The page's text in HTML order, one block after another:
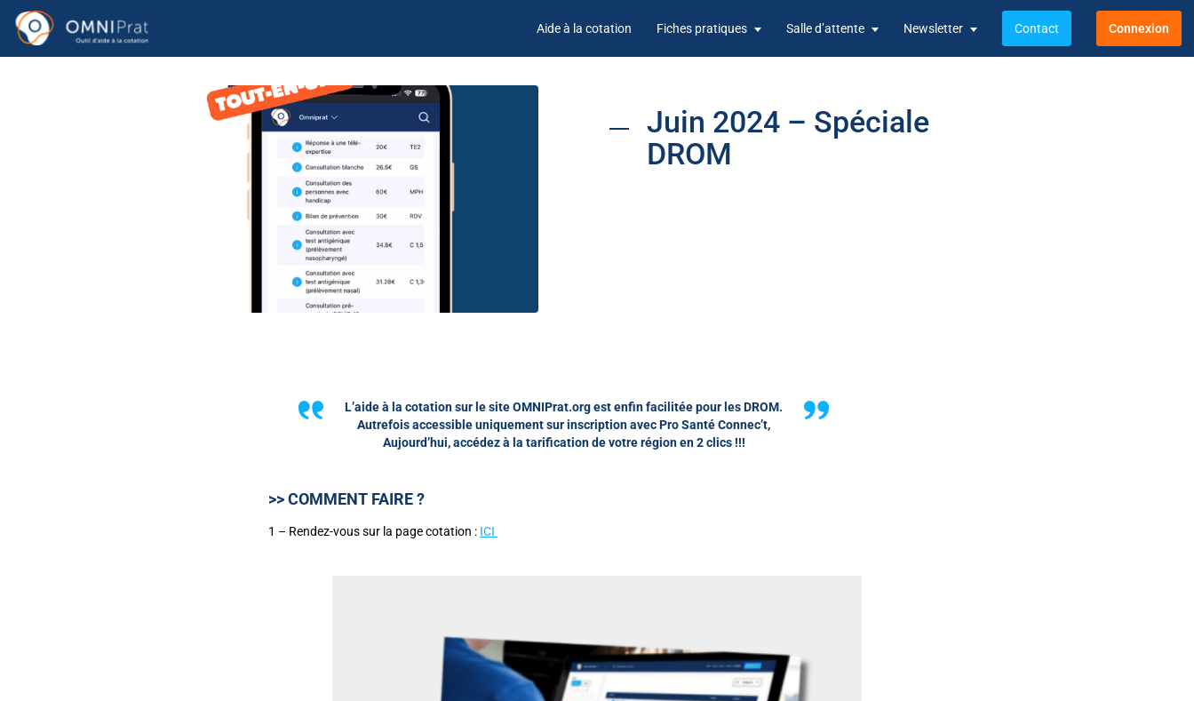
Aide à la cotation Fiches pratiques Salle d’attente Newsletter Contact Connexion
Juin 2024 – Spéciale
DROM
L’aide à la cotation sur le site OMNIPrat.org est enfin facilitée pour les DROM.
Autrefois accessible uniquement sur inscription avec Pro Santé Connec’t,
Aujourd’hui, accédez à la tarification de votre région en 2 clics !!!
>> COMMENT FAIRE ?
1 – Rendez-vous sur la page cotation : ICI